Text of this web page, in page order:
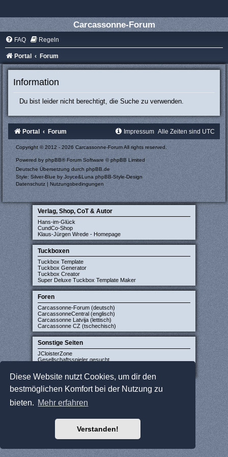
Diese Website nutzt Cookies, um dir den
bestmöglichen Komfort bei der Nutzung zu
bieten. Mehr erfahren
Verstanden!
Carcassonne-Forum
FAQ Regeln
Portal Forum
Information
Du bist leider nicht berechtigt, die Suche zu verwenden.
Portal Forum Alle Zeiten sind UTC
Impressum
Copyright © 2012 - 2026 Carcassonne-Forum All rights reserved.
Powered by phpBB® Forum Software © phpBB Limited
Deutsche Übersetzung durch phpBB.de
Style: Silver-Blue by Joyce&LunaphpBB-Style-Design
Datenschutz | Nutzungsbedingungen
Verlag, Shop, CoT & Autor
Hans-im-Glück
CundCo-Shop
Klaus-Jürgen Wrede - Homepage
Tuckboxen
Tuckbox Template
Tuckbox Generator
Tuckbox Creator
Super Deluxe Tuckbox Template Maker
Foren
Carcassonne-Forum (deutsch)
CarcassonneCentral (englisch)
Carcassonne Latvija (lettisch)
Carcassonne CZ (tschechisch)
Sonstige Seiten
JCloisterZone
Gesellschaftsspieler gesucht